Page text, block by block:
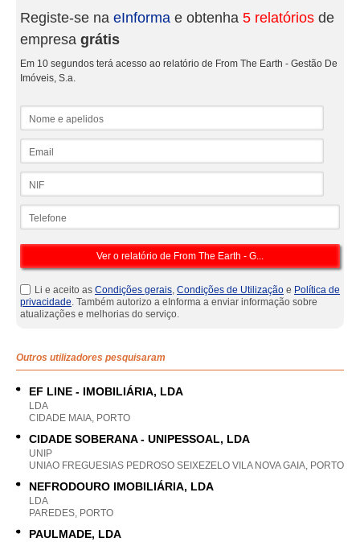
Registe-se na eInforma e obtenha 5 relatórios de
empresa grátis
Em 10 segundos terá acesso ao relatório de From The Earth - Gestão De
Imóveis, S.a.
Li e aceito as Condições gerais, Condições de Utilização e Política de
privacidade. Também autorizo a eInforma a enviar informação sobre
atualizações e melhorias do serviço.
Outros utilizadores pesquisaram
EF LINE - IMOBILIÁRIA, LDA
LDA
CIDADE MAIA, PORTO
CIDADE SOBERANA - UNIPESSOAL, LDA
UNIP
UNIAO FREGUESIAS PEDROSO SEIXEZELO VILA NOVA GAIA, PORTO
NEFRODOURO IMOBILIÁRIA, LDA
LDA
PAREDES, PORTO
PAULMADE, LDA